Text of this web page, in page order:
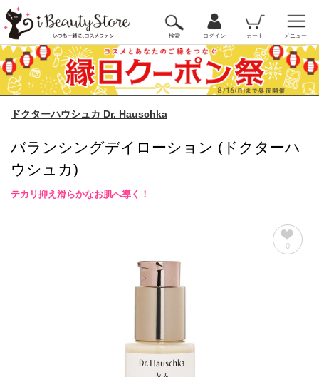
検索 ログイン カート メニュー
ドクターハウシュカ Dr. Hauschka
バランシングデイローション (ドクターハ
ウシュカ)
テカリ抑え滑らかなお肌へ導く！
0